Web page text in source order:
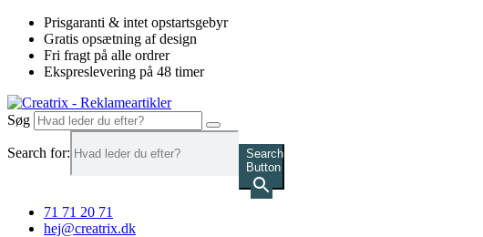
Videre
indhold
Prisgaranti & intet opstartsgebyr
Gratis opsætning af design
Fri fragt på alle ordrer
Ekspreslevering på 48 timer
Søg
Search for:
Search
Button
71 71 20 71
hej@creatrix.dk